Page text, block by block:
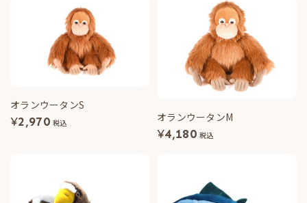
オランウータンS
¥2,970 税込 オランウータンM
¥4,180 税込